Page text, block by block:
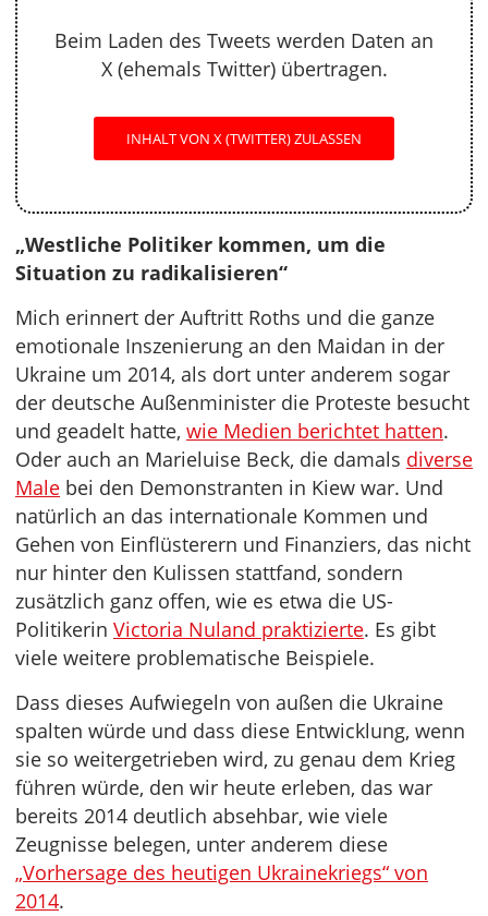
Beim Laden des Tweets werden Daten an
X (ehemals Twitter) übertragen.
INHALT VON X (TWITTER) ZULASSEN
„Westliche Politiker kommen, um die
Situation zu radikalisieren“
Mich erinnert der Auftritt Roths und die ganze
emotionale Inszenierung an den Maidan in der
Ukraine um 2014, als dort unter anderem sogar
der deutsche Außenminister die Proteste besucht
und geadelt hatte, wie Medien berichtet hatten.
Oder auch an Marieluise Beck, die damals diverse
Male bei den Demonstranten in Kiew war. Und
natürlich an das internationale Kommen und
Gehen von Einflüsterern und Finanziers, das nicht
nur hinter den Kulissen stattfand, sondern
zusätzlich ganz offen, wie es etwa die US-
Politikerin Victoria Nuland praktizierte. Es gibt
viele weitere problematische Beispiele.
Dass dieses Aufwiegeln von außen die Ukraine
spalten würde und dass diese Entwicklung, wenn
sie so weitergetrieben wird, zu genau dem Krieg
führen würde, den wir heute erleben, das war
bereits 2014 deutlich absehbar, wie viele
Zeugnisse belegen, unter anderem diese
„Vorhersage des heutigen Ukrainekriegs“ von
2014.